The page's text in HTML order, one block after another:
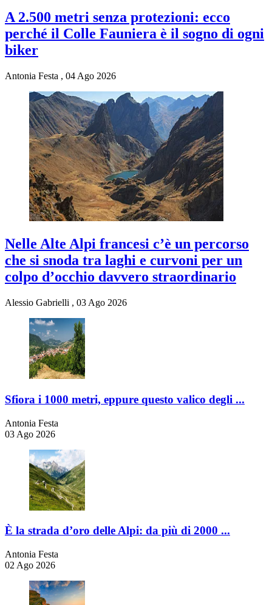
A 2.500 metri senza protezioni: ecco
perché il Colle Fauniera è il sogno di ogni
biker
Antonia Festa , 04 Ago 2026
Nelle Alte Alpi francesi c’è un percorso
che si snoda tra laghi e curvoni per un
colpo d’occhio davvero straordinario
Alessio Gabrielli , 03 Ago 2026
Sfiora i 1000 metri, eppure questo valico degli ...
Antonia Festa
03 Ago 2026
È la strada d’oro delle Alpi: da più di 2000 ...
Antonia Festa
02 Ago 2026